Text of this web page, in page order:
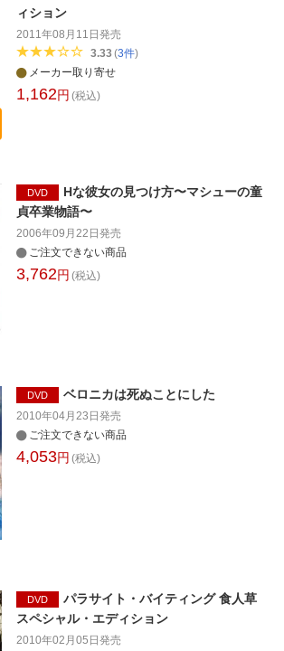
ィション
2011年08月11日発売
3.33(3件)
メーカー取り寄せ
1,162円 (税込)
DVD
Hな彼女の見つけ方〜マシューの童
貞卒業物語〜
2006年09月22日発売
ご注文できない商品
3,762円 (税込)
DVD ベロニカは死ぬことにした
2010年04月23日 発売
ご注文できない商品
4,053円 (税込)
DVD
パラサイト・バイティング 食人草
スペシャル・エディション
2010年02月05日発売